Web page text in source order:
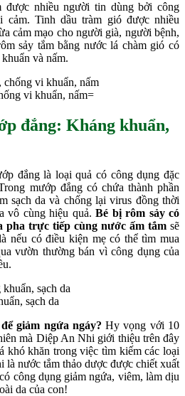
được nhiều người tin dùng bởi công
cảm. Tinh dầu tràm gió được nhiều
cảm mạo cho người già, người bệnh,
sảy tắm bằng nước lá chàm gió có
và nấm.
vi khuẩn, nấm=
đắng: Kháng khuẩn,
đắng là loại quả có công dụng đặc
mướp đắng có chứa thành phần
sạch da và chống lại virus đồng thời
vô cùng hiệu quả. Bé bị rôm sảy có
pha trực tiếp cùng nước ấm tắm sẽ
nếu có điều kiện mẹ có thể tìm mua
vườn thường bán vì công dụng của
sạch da
giảm ngứa ngáy? Hy vọng với 10
mà Diệp An Nhi giới thiệu trên đây
khó khăn trong việc tìm kiếm các loại
nước tắm thảo dược được chiết xuất
công dụng giảm ngứa, viêm, làm dịu
da của con!